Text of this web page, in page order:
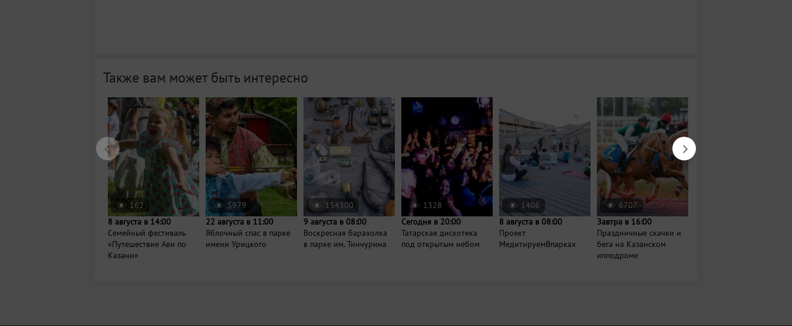
Также вам может быть интересно
162
8 августа в 14:00
Семейный фестиваль
«Путешествие Ави по
Казани»
5979
22 августа в 11:00
Яблочный спас в парке
имени Урицкого
154300
9 августа в 08:00
Воскресная барахолка
в парке им. Тинчурина
1328
Сегодня в 20:00
Татарская дискотека
под открытым небом
1406
8 августа в 08:00
Проект
МедитируемВпарках
6707
Завтра в 16:00
Праздничные скачки и
бега на Казанском
ипподроме